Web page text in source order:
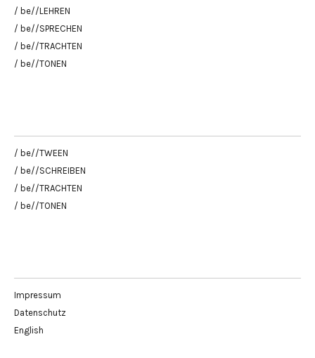
/ be//LEHREN
/ be//SPRECHEN
/ be//TRACHTEN
/ be//TONEN
/ be//TWEEN
/ be//SCHREIBEN
/ be//TRACHTEN
/ be//TONEN
Impressum
Datenschutz
English